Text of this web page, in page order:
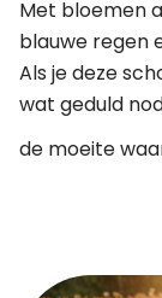
Met bloemen
blauwe regen
Als je deze
wat geduld
de moeite